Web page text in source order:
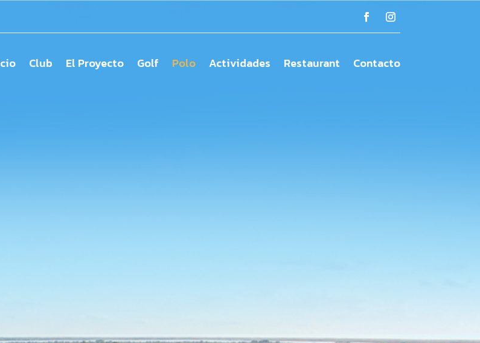
Club El Proyecto Golf Polo Actividades Restaurant Contacto